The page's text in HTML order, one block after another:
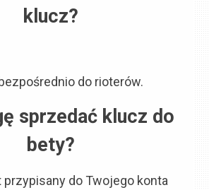
klucz?
do rioterów.
sprzedać klucz do
bety?
przypisany do Twojego konta